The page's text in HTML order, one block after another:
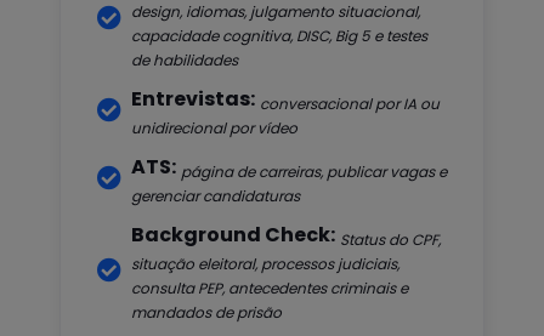
 design, idiomas, julgamento situacional,
capacidade cognitiva, DISC, Big 5 e testes
de habilidades
 Entrevistas: conversacional por IA ou
unidirecional por vídeo
 ATS: página de carreiras, publicar vagas e
gerenciar candidaturas

Background Check: Status do CPF,
situação eleitoral, processos judiciais,
consulta PEP, antecedentes criminais e
mandados de prisão